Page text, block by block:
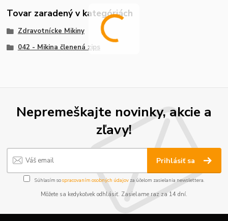
Tovar zaradený v kategóriách
Zdravotnícke Mikiny
042 - Mikina členená zips
Nepremeškajte novinky, akcie a
zľavy!
Prihlásiť sa
Súhlasím sospracovaním osobných údajov za účelom zasielania newslettera.
Môžete sa kedykoľvek odhlásiť. Zasielame raz za 14 dní.